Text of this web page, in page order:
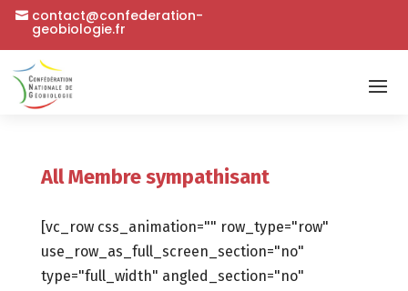
contact@confederation-
geobiologie.fr
All Membre sympathisant
[vc_row css_animation="" row_type="row"
use_row_as_full_screen_section="no"
type="full_width" angled_section="no"